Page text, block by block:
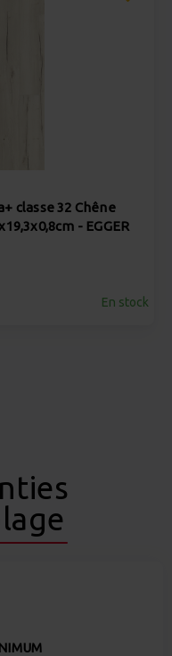
classe 32 Chêne
- EGGER
En stock